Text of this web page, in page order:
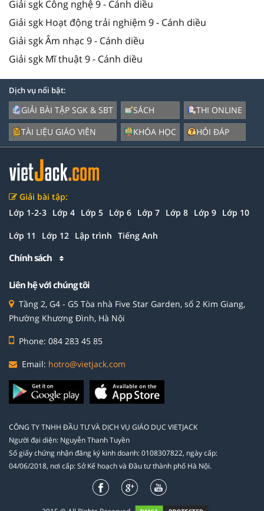
Giải sgk Công nghệ 9 - Cánh diều
Giải sgk Hoạt động trải nghiệm 9 - Cánh diều
Giải sgk Âm nhạc 9 - Cánh diều
Giải sgk Mĩ thuật 9 - Cánh diều
Dịch vụ nổi bật:
GIẢI BÀI TẬP SGK & SBT
TÀI LIỆU GIÁO VIÊN
SÁCH
KHÓA HỌC
THI ONLINE
HỎI ĐÁP
Giải bài tập:
Lớp 1-2-3 Lớp 4 Lớp 5 Lớp 6 Lớp 7 Lớp 8 Lớp 9 Lớp 10
Lớp 11 Lớp 12 Lập trình Tiếng Anh
Chính sách
Liên hệ với chúng tôi
Tầng 2, G4 - G5 Tòa nhà Five Star Garden, số 2 Kim Giang,
Phường Khương Đình, Hà Nội
Phone: 084 283 45 85
Email: hotro@vietjack.com
CÔNG TY TNHH ĐẦU TƯ VÀ DỊCH VỤ GIÁO DỤC VIETJACK
Người đại diện: Nguyễn Thanh Tuyền
Số giấy chứng nhận đăng ký kinh doanh: 0108307822, ngày cấp:
04/06/2018, nơi cấp: Sở Kế hoạch và Đầu tư thành phố Hà Nội.